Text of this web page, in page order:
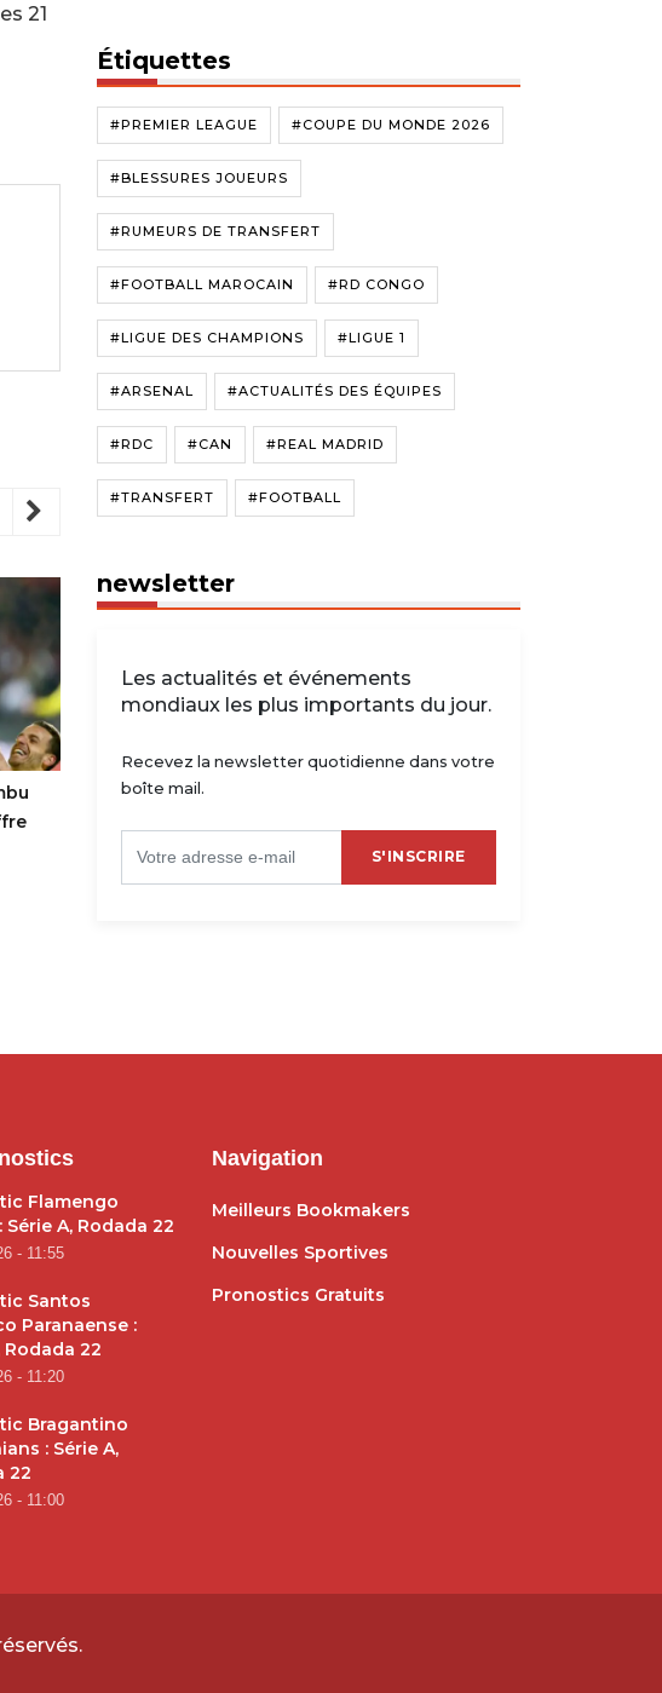
21
Turquie : Besiktas coule
24/10/2022 - 18:35
devant Fulham
Étiquettes
#PREMIER LEAGUE #COUPE DU MONDE 2026
#BLESSURES JOUEURS
#RUMEURS DE TRANSFERT
#FOOTBALL MAROCAIN #RD CONGO
#LIGUE DES CHAMPIONS #LIGUE 1
#ARSENAL #ACTUALITÉS DES ÉQUIPES
#RDC #CAN #REAL MADRID
#TRANSFERT #FOOTBALL
newsletter
Les actualités et événements
mondiaux les plus importants du jour.
Recevez la newsletter quotidienne dans votre
boîte mail.
S'INSCRIRE
Flamengo
Série A, Rodada 22
- 11:55
Santos
Paranaense :
Rodada 22
- 11:20
Bragantino
: Série A,
22
- 11:00
Navigation
Meilleurs Bookmakers
Nouvelles Sportives
Pronostics Gratuits